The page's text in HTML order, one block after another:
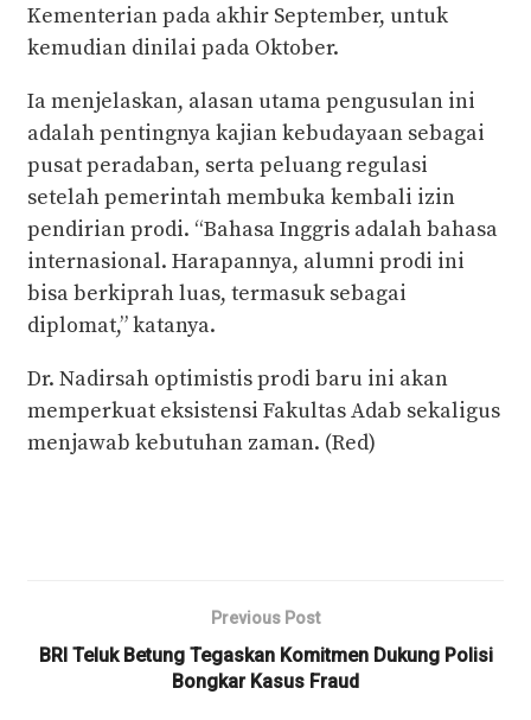
Kementerian pada akhir September, untuk
kemudian dinilai pada Oktober.
Ia menjelaskan, alasan utama pengusulan ini
adalah pentingnya kajian kebudayaan sebagai
pusat peradaban, serta peluang regulasi
setelah pemerintah membuka kembali izin
pendirian prodi. “Bahasa Inggris adalah bahasa
internasional. Harapannya, alumni prodi ini
bisa berkiprah luas, termasuk sebagai
diplomat,” katanya.
Dr. Nadirsah optimistis prodi baru ini akan
memperkuat eksistensi Fakultas Adab sekaligus
menjawab kebutuhan zaman. (Red)
Previous Post
BRI Teluk Betung Tegaskan Komitmen Dukung Polisi
Bongkar Kasus Fraud